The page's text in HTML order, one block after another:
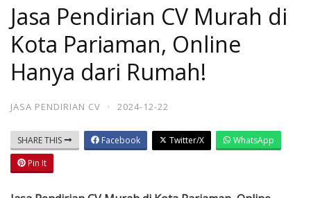
Jasa Pendirian CV Murah di
Kota Pariaman, Online
Hanya dari Rumah!
JASA PENDIRIAN CV · 2024-12-22
SHARE THIS Facebook Twitter/X
WhatsApp
Pin It